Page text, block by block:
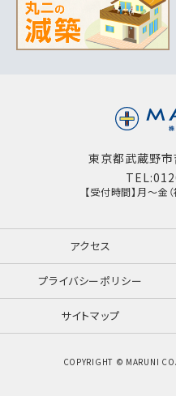
東京都武蔵野
【受付時間】月～金
アクセス
プライバシーポリシー
サイトマップ
COPYRIGHT © MARUNI